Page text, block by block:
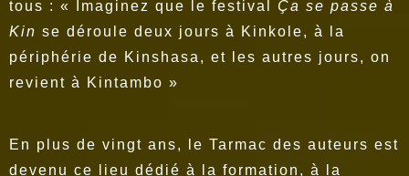
tous : « Imaginez que le festival Ça se passe à
Kin se déroule deux jours à Kinkole, à la
périphérie de Kinshasa, et les autres jours, on
revient à Kintambo »
En plus de vingt ans, le Tarmac des auteurs est
devenu ce lieu dédié à la formation, à la